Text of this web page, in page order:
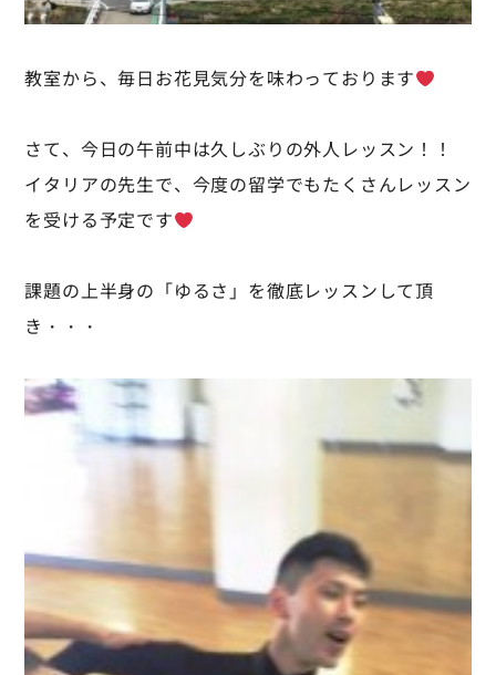
教室から、毎日お花見気分を味わっております
さて、今日の午前中は久しぶりの外人レッスン！！
イタリアの先生で、今度の留学でもたくさんレッスン
を受ける予定です
課題の上半身の「ゆるさ」を徹底レッスンして頂
き・・・